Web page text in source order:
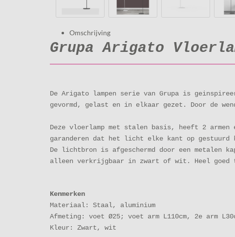
Omschrijving
Grupa Arigato
De Arigato lampen serie van Grupa is
gevormd, gelast en in elkaar gezet. Door de
Deze vloerlamp met stalen basis, heeft 2 armen
garanderen dat het licht elke kant op gestuurd
De lichtbron is afgeschermd door een
alleen verkrijgbaar in zwart of wit. Heel goed
Kenmerken
Materiaal: Staal, aluminium
Afmeting: voet Ø25; voet arm L110cm, 2e arm
Kleur: Zwart, wit